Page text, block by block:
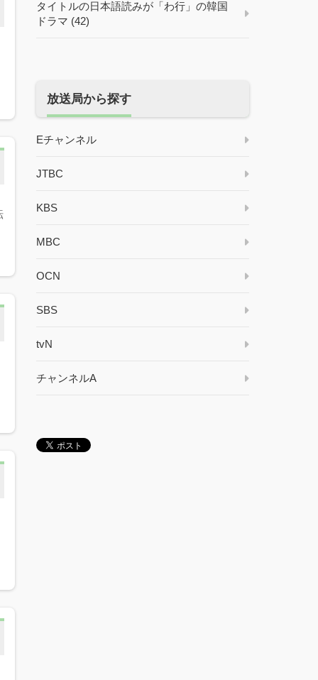
タイトルの日本語読みが「わ行」の韓国
ドラマ (42)
放送局から探す
Eチャンネル
JTBC
KBS
MBC
OCN
SBS
tvN
チャンネルA